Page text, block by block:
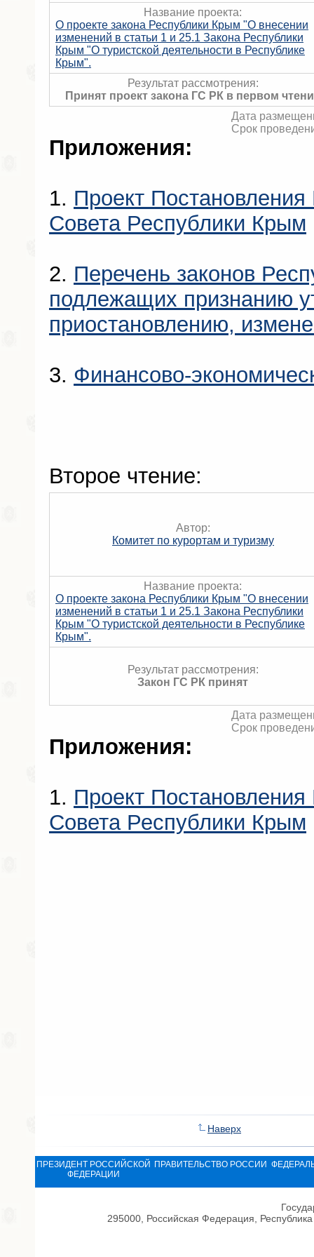
Название проекта:
О проекте закона Республики Крым "О внесении
изменений в статьи 1 и 25.1 Закона Республики
Крым "О туристской деятельности в Республике
Крым".
Результат рассмотрения:
Принят проект закона ГС РК в первом
Дата
Срок
Приложения:
1. Проект Постановления
Совета Республики Крым
2. Перечень законов
подлежащих признанию
приостановлению,
3. Финансово-
Второе чтение:
Автор:
Комитет по курортам и туризму
Название проекта:
О проекте закона Республики Крым "О внесении
изменений в статьи 1 и 25.1 Закона Республики
Крым "О туристской деятельности в Республике
Крым".
Результат рассмотрения:
Закон ГС РК принят
Дата
Срок
Приложения:
1. Проект Постановления
Совета Республики Крым
Наверх
ПРЕЗИДЕНТ РОССИЙСКОЙ
ФЕДЕРАЦИИ
ПРАВИТЕЛЬСТВО РОССИИ
295000, Российская Федерация,